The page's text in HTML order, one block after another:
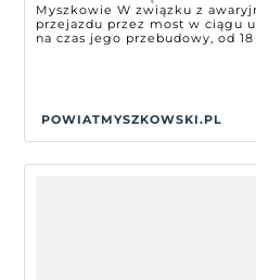
Myszkowie W związku z
przejazdu przez most w ciągu
na czas jego przebudowy, od 18
POWIATMYSZKOWSKI.PL